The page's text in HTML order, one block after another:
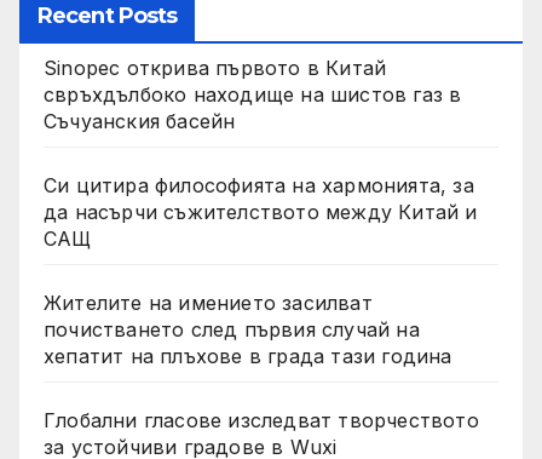
Recent Posts
Sinopec открива първото в Китай
свръхдълбоко находище на шистов газ в
Съчуанския басейн
Си цитира философията на хармонията, за
да насърчи съжителството между Китай и
САЩ
Жителите на имението засилват
почистването след първия случай на
хепатит на плъхове в града тази година
Глобални гласове изследват творчеството
за устойчиви градове в Wuxi